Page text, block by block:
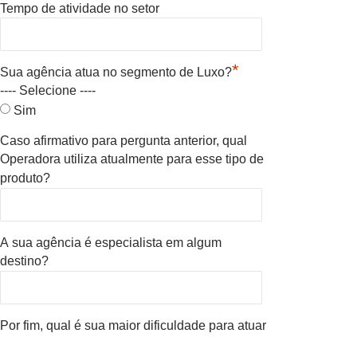
Tempo de atividade no setor
Sua agência atua no segmento de Luxo?*
---- Selecione ----
Sim
Caso afirmativo para pergunta anterior, qual
Operadora utiliza atualmente para esse tipo de
produto?
A sua agência é especialista em algum
destino?
Por fim, qual é sua maior dificuldade para atuar